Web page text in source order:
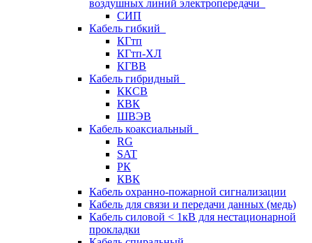
воздушных линий электропередачи
СИП
Кабель гибкий
КГтп
КГтп-ХЛ
КГВВ
Кабель гибридный
ККСВ
КВК
ШВЭВ
Кабель коаксиальный
RG
SAT
РК
КВК
Кабель охранно-пожарной сигнализации
Кабель для связи и передачи данных (медь)
Кабель силовой < 1кВ для нестационарной
прокладки